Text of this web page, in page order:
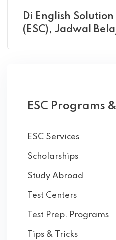
Di English
(ESC), Jadwal
ESC Programs
ESC Services
Scholarships
Study Abroad
Test Centers
Test Prep. Programs
Tips & Tricks